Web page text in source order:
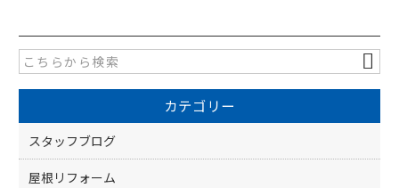
e
b
o
o
k
er
カテゴリー
スタッフブログ
屋根リフォーム